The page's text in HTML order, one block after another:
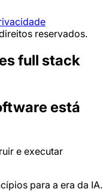
reservados.
full stack
está
e executar
para a era da IA.